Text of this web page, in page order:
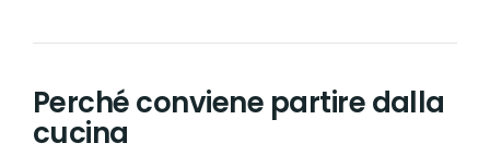
Perché conviene partire dalla
cucina